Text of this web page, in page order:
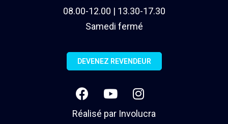
08.00-12.00 | 13.30-17.30
Samedi fermé
DEVENEZ REVENDEUR
Réalisé par Involucra